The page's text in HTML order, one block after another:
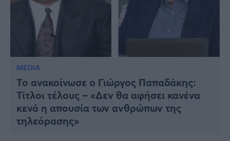
MEDIA
Το ανακοίνωσε ο Γιώργος Παπαδάκης:
Τίτλοι τέλους – «Δεν θα αφήσει κανένα
κενό η απουσία των ανθρώπων της
τηλεόρασης»